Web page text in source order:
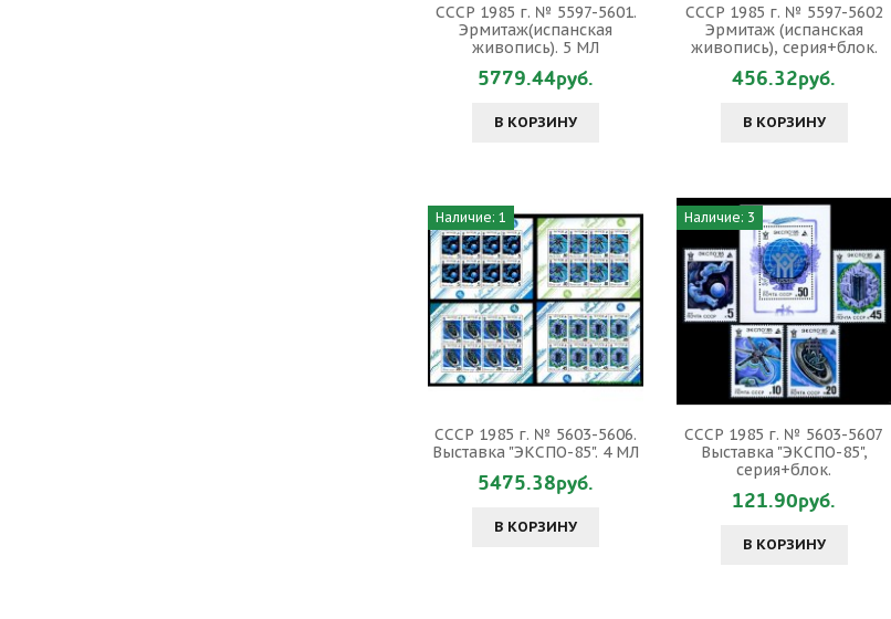
СССР 1985 г. № 5597-5601.
Эрмитаж(испанская
живопись). 5 МЛ
5779.44руб.
В КОРЗИНУ
СССР 1985 г. № 5597-5602
Эрмитаж (испанская
живопись), серия+блок.
456.32руб.
В КОРЗИНУ
Наличие: 1
СССР 1985 г. № 5603-5606.
Выставка "ЭКСПО-85". 4 МЛ
5475.38руб.
В КОРЗИНУ
Наличие: 3
СССР 1985 г. № 5603-5607
Выставка "ЭКСПО-85",
серия+блок.
121.90руб.
В КОРЗИНУ